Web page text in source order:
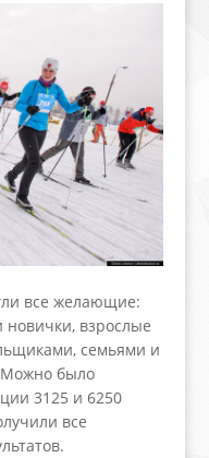
все желающие:
взрослые
семьями и
было
3125 и 6250
все